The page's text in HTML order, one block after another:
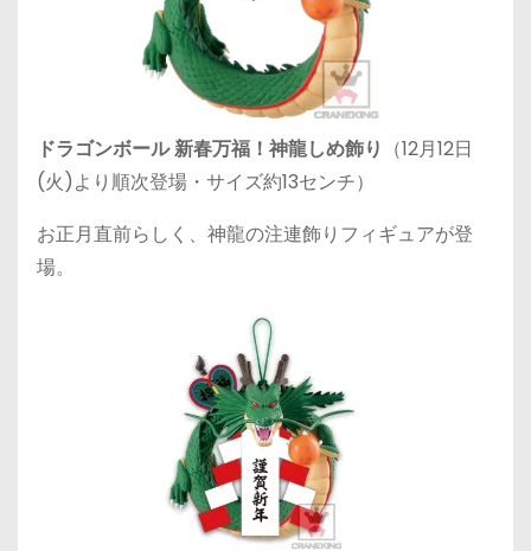
ドラゴンボール 新春万福！神龍しめ飾り （12月12日
(火)より順次登場・サイズ約13センチ）
お正月直前らしく、神龍の注連飾りフィギュアが登
場。